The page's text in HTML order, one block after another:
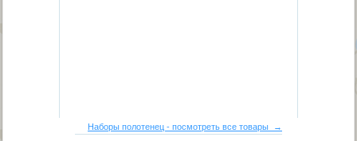
Наборы полотенец - посмотреть все товары →